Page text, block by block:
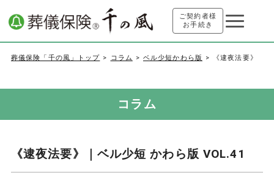
ご契約者様
お手続き
葬儀保険「千の風」トップ コラム ベル少短かわら版 《逮夜法要》
コラム
《逮夜法要》｜ベル少短 かわら版 VOL.41